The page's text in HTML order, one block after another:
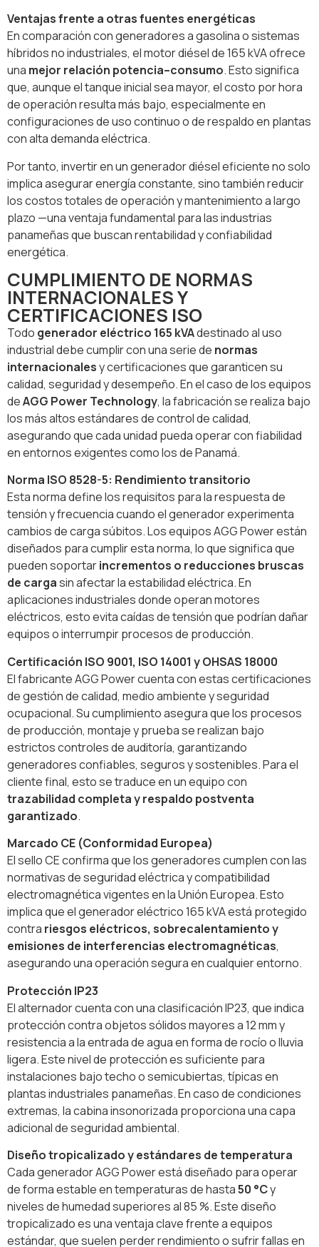
Ventajas frente a otras fuentes energéticas
En comparación con generadores a gasolina o sistemas
híbridos no industriales, el motor diésel de 165 kVA ofrece
una mejor relación potencia–consumo. Esto significa
que, aunque el tanque inicial sea mayor, el costo por hora
de operación resulta más bajo, especialmente en
configuraciones de uso continuo o de respaldo en plantas
con alta demanda eléctrica.
Por tanto, invertir en un generador diésel eficiente no solo
implica asegurar energía constante, sino también reducir
los costos totales de operación y mantenimiento a largo
plazo —una ventaja fundamental para las industrias
panameñas que buscan rentabilidad y confiabilidad
energética.
CUMPLIMIENTO DE NORMAS
INTERNACIONALES Y
CERTIFICACIONES ISO
Todo generador eléctrico 165 kVAdestinado al uso
industrial debe cumplir con una serie de normas
internacionalesy certificaciones que garanticen su
calidad, seguridad y desempeño. En el caso de los equipos
deAGG Power Technology, la fabricación se realiza bajo
los más altos estándares de control de calidad,
asegurando que cada unidad pueda operar con fiabilidad
en entornos exigentes como los de Panamá.
Norma ISO 8528-5: Rendimiento transitorio
Esta norma define los requisitos para la respuesta de
tensión y frecuencia cuando el generador experimenta
cambios de carga súbitos. Los equipos AGG Power están
diseñados para cumplir esta norma, lo que significa que
pueden soportarincrementos o reducciones bruscas
de cargasin afectar la estabilidad eléctrica. En
aplicaciones industriales donde operan motores
eléctricos, esto evita caídas de tensión que podrían dañar
equipos o interrumpir procesos de producción.
Certificación ISO 9001, ISO 14001 y OHSAS 18000
El fabricante AGG Power cuenta con estas certificaciones
de gestión de calidad, medio ambiente y seguridad
ocupacional. Su cumplimiento asegura que los procesos
de producción, montaje y prueba se realizan bajo
estrictos controles de auditoría, garantizando
generadores confiables, seguros y sostenibles. Para el
cliente final, esto se traduce en un equipo con
trazabilidad completa y respaldo postventa
garantizado.
Marcado CE (Conformidad Europea)
El sello CE confirma que los generadores cumplen con las
normativas de seguridad eléctrica y compatibilidad
electromagnética vigentes en la Unión Europea. Esto
implica que el generador eléctrico 165 kVA está protegido
contra riesgos eléctricos, sobrecalentamiento y
emisiones de interferencias electromagnéticas,
asegurando una operación segura en cualquier entorno.
Protección IP23
El alternador cuenta con una clasificación IP23, que indica
protección contra objetos sólidos mayores a 12 mm y
resistencia a la entrada de agua en forma de rocío o lluvia
ligera. Este nivel de protección es suficiente para
instalaciones bajo techo o semicubiertas, típicas en
plantas industriales panameñas. En caso de condiciones
extremas, la cabina insonorizada proporciona una capa
adicional de seguridad ambiental.
Diseño tropicalizado y estándares de temperatura
Cada generador AGG Power está diseñado para operar
de forma estable en temperaturas de hasta50 °Cy
niveles de humedad superiores al 85 %. Este diseño
tropicalizado es una ventaja clave frente a equipos
estándar, que suelen perder rendimiento o sufrir fallas en